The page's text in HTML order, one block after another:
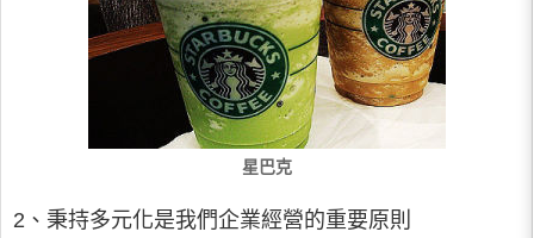
星巴克
2、秉持多元化是我們企業經營的重要原則